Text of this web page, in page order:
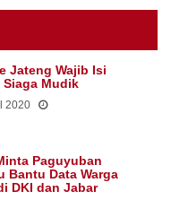
Jateng Wajib Isi
Mudik
2020
Paguyuban
Bantu Data Warga
DKI dan Jabar